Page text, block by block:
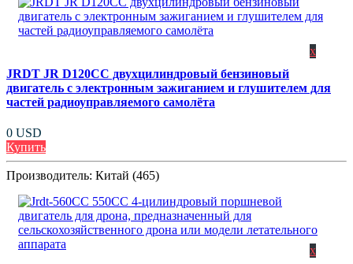
JRDT JR D120CC двухцилиндровый бензиновый
двигатель с электронным зажиганием и глушителем для
частей радиоуправляемого самолёта
0 USD
Купить
x
Производитель: Китай (465)
x